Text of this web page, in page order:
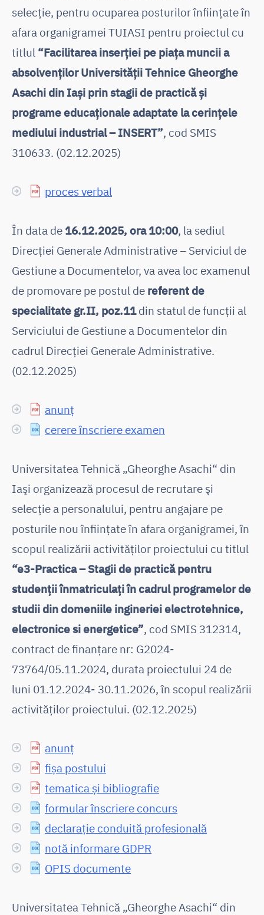
selecție, pentru ocuparea posturilor înființate în
afara organigramei TUIASI pentru proiectul cu
titlul “Facilitarea inserției pe piața muncii a
absolvenților Universității Tehnice Gheorghe
Asachi din Iași prin stagii de practică și
programe educaționale adaptate la cerințele
mediului industrial – INSERT”, cod SMIS
310633. (02.12.2025)
proces verbal
În data de 16.12.2025, ora 10:00, la sediul
Direcției Generale Administrative – Serviciul de
Gestiune a Documentelor, va avea loc examenul
de promovare pe postul de referent de
specialitate gr.II, poz.11din statul de funcții al
Serviciului de Gestiune a Documentelor din
cadrul Direcției Generale Administrative.
(02.12.2025)
anunț
cerere înscriere examen
Universitatea Tehnică „Gheorghe Asachi“ din
Iaşi organizează procesul de recrutare şi
selecţie a personalului, pentru angajare pe
posturile nou înfiinţate în afara organigramei, în
scopul realizării activităţilor proiectului cu titlul
“e3-Practica – Stagii de practică pentru
studenții înmatriculați în cadrul programelor de
studii din domeniile ingineriei electrotehnice,
electronice si energetice”, cod SMIS 312314,
contract de finanțare nr: G2024-
73764/05.11.2024, durata proiectului 24 de
luni 01.12.2024- 30.11.2026, în scopul realizării
activităților proiectului. (02.12.2025)
anunț
fișa postului
tematica și bibliografie
formular înscriere concurs
declarație conduită profesională
notă informare GDPR
OPIS documente
Universitatea Tehnică „Gheorghe Asachi“ din